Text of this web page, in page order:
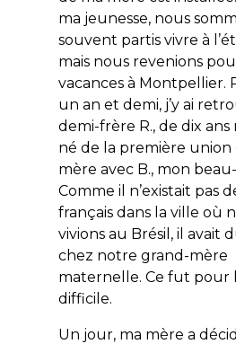
ma jeunesse, nous
souvent partis vivre à
mais nous revenions
vacances à Montpellier.
un an et demi, j’y ai
demi-frère R., de dix ans
né de la première union
mère avec B., mon
Comme il n’existait pas
français dans la ville où
vivions au Brésil, il avait
chez notre grand-mère
maternelle. Ce fut pour
difficile.
Un jour, ma mère a